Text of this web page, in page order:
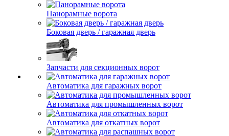
Панорамные ворота
Боковая дверь / гаражная дверь
Запчасти для секционных ворот
Автоматика для гаражных ворот
Автоматика для промышленных ворот
Автоматика для откатных ворот